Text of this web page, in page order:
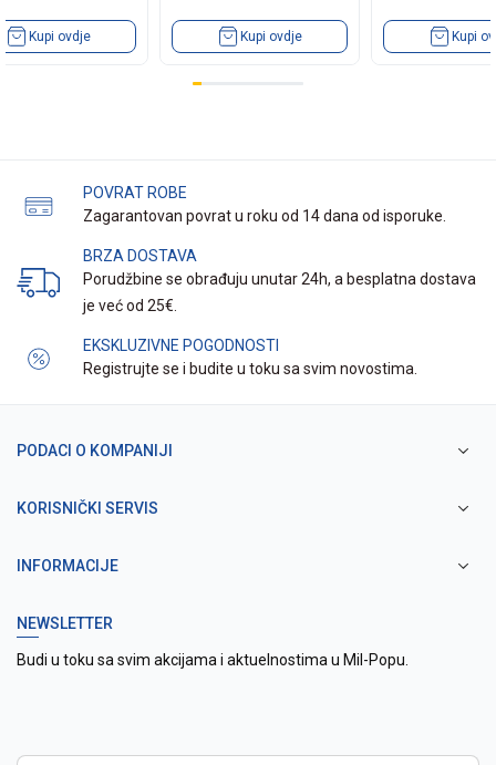
Kupi ovdje Kupi ovdje Kupi
POVRAT ROBE
Zagarantovan povrat u roku od 14 dana od isporuke.
BRZA DOSTAVA
Porudžbine se obrađuju unutar 24h, a besplatna dostava
je već od 25€.
EKSKLUZIVNE POGODNOSTI
Registrujte se i budite u toku sa svim novostima.
PODACI O KOMPANIJI
KORISNIČKI SERVIS
INFORMACIJE
NEWSLETTER
Budi u toku sa svim akcijama i aktuelnostima u Mil-Popu.